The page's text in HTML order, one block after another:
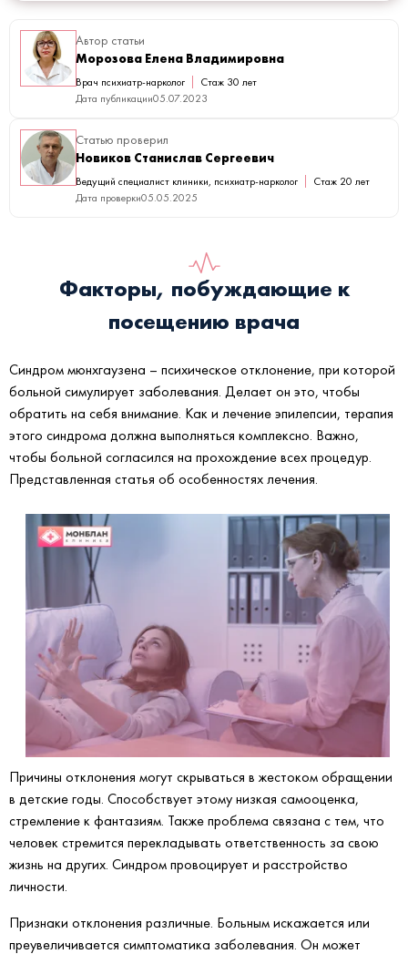
Автор статьи
Морозова Елена Владимировна
Врач психиатр-нарколог
Стаж 30 лет
Дата публикации05.07.2023
Статью проверил
Новиков Станислав Сергеевич
Ведущий специалист клиники, психиатр-нарколог
Стаж 20 лет
Дата проверки05.05.2025
Факторы, побуждающие к
посещению врача
Синдром мюнхгаузена – психическое отклонение, при которой
больной симулирует заболевания. Делает он это, чтобы
обратить на себя внимание. Как и лечение эпилепсии, терапия
этого синдрома должна выполняться комплексно. Важно,
чтобы больной согласился на прохождение всех процедур.
Представленная статья об особенностях лечения.
Причины отклонения могут скрываться в жестоком обращении
в детские годы. Способствует этому низкая самооценка,
стремление к фантазиям. Также проблема связана с тем, что
человек стремится перекладывать ответственность за свою
жизнь на других. Синдром провоцирует и расстройство
личности.
Признаки отклонения различные. Больным искажается или
преувеличивается симптоматика заболевания. Он может